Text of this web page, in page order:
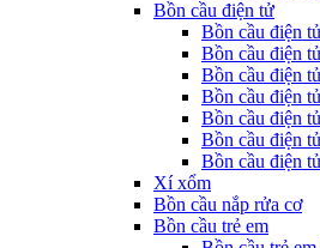
Bồn cầu điện tử
Bồn cầu điện
Bồn cầu điện
Bồn cầu điện
Bồn cầu điện
Bồn cầu điện
Bồn cầu điện
Bồn cầu điện
Xí xổm
Bồn cầu nắp rửa cơ
Bồn cầu trẻ em